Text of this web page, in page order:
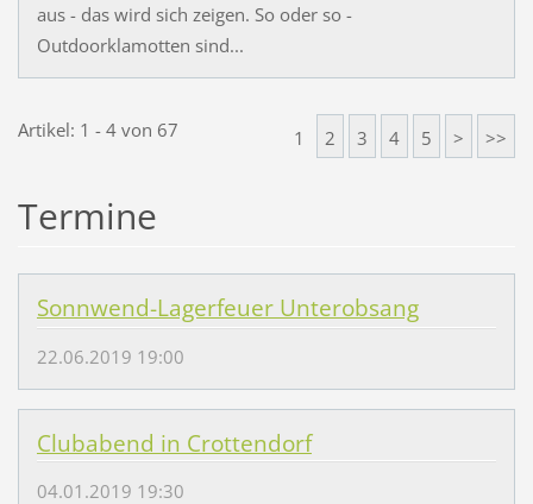
aus - das wird sich zeigen. So oder so -
Outdoorklamotten sind...
Artikel: 1 - 4 von 67 1 2 3 4 5 > >>
Termine
Sonnwend-Lagerfeuer Unterobsang
22.06.2019 19:00
Clubabend in Crottendorf
04.01.2019 19:30